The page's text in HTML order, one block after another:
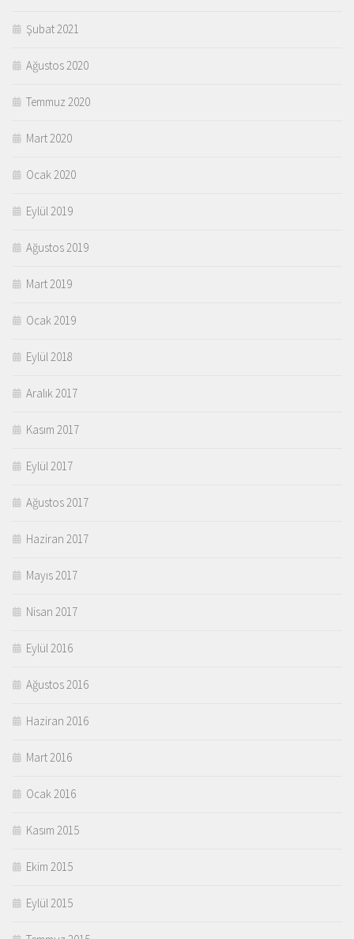
Şubat 2021
Ağustos 2020
Temmuz 2020
Mart 2020
Ocak 2020
Eylül 2019
Ağustos 2019
Mart 2019
Ocak 2019
Eylül 2018
Aralık 2017
Kasım 2017
Eylül 2017
Ağustos 2017
Haziran 2017
Mayıs 2017
Nisan 2017
Eylül 2016
Ağustos 2016
Haziran 2016
Mart 2016
Ocak 2016
Kasım 2015
Ekim 2015
Eylül 2015